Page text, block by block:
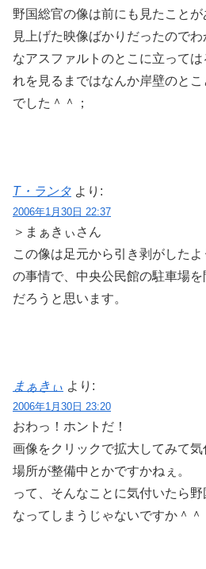
野国総官の像は前にも見たこと
見上げた映像ばかりだったので
なアスファルトのとこに立って
れを見るまではなんか岸壁のと
でした＾＾；
T・ランタ より:
2006年1月30日 22:37
＞まぁきぃさん
この像は足元から引き剥がした
の事情で、中央公民館の駐車場
だろうと思います。
まぁきぃ より:
2006年1月30日 23:20
おわっ！ホントだ！
画像をクリックで拡大してみて
場所が整備中とかですかねぇ。
って、そんなことに気付いたら
なってしまうじゃないですか＾＾